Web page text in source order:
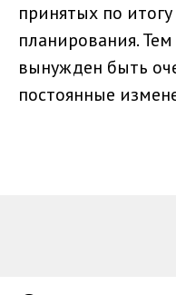
принятых по итогу
планирования.
вынужден быть
постоянные